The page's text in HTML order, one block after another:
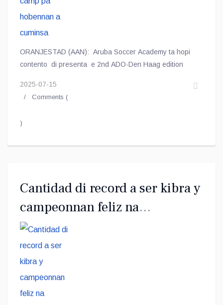
ORANJESTAD (AAN): Aruba Soccer Academy ta hopi
contento di presenta e 2nd ADO-Den Haag edition
2025-07-15
Comments (
)
Cantidad di record a ser kibra y
campeonnan feliz na
Campeonato Arubiano di
Landamento